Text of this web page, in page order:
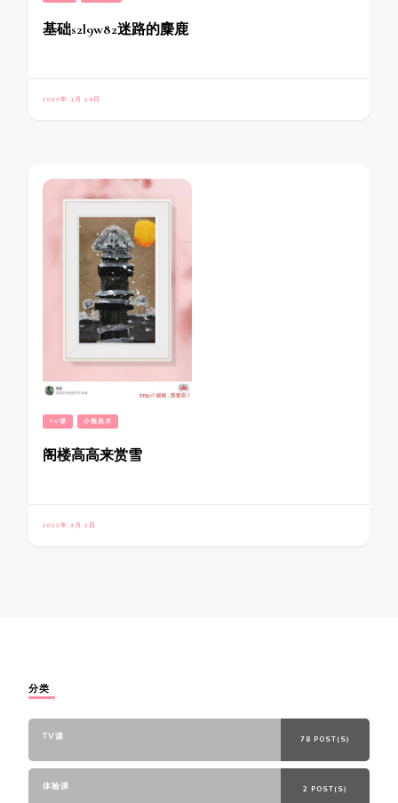
基础s2l9w82迷路的麋鹿
2023年 1月 28日
TV课 小熊美术
阁楼高高来赏雪
2022年 9月 2日
分类
TV课 78 POST(S)
体验课 2 POST(S)